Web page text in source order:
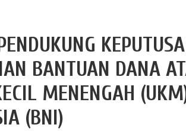
BANTUAN DANA
MENENGAH
(BNI)